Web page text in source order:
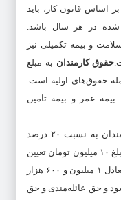
بر اساس قانون کار، باید
شده در هر سال باشد.
و بیمه تکمیلی نیز
حقوق کارمندان به مبلغ
حقوق‌های اولیه است.
بیمه عمر و بیمه تامین
در حال حاضر، متوسط افزایش حقوق کارمندان به نسبت ۲۰ درصد
تصویب شده است و حداقل حقوق آنها نیز مبلغ ۱۰ میلیون تومان تعیین
شده است. به اضافه‌ی این، ۳ هزار امتیاز (معادل ۱ میلیون و ۶۰۰ هزار
و حق عائله‌مندی و حق